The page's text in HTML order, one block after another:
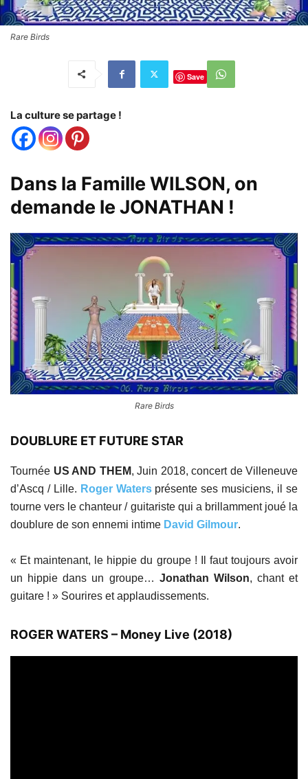
Rare Birds
Save
La culture se partage !
Dans la Famille WILSON, on
demande le JONATHAN !
Rare Birds
DOUBLURE ET FUTURE STAR
Tournée US AND THEM, Juin 2018, concert de Villeneuve
d’Ascq / Lille. Roger Watersprésente ses musiciens, il se
tourne vers le chanteur / guitariste qui a brillamment joué la
doublure de son ennemi intime David Gilmour.
« Et maintenant, le hippie du groupe ! Il faut toujours avoir
un hippie dans un groupe… Jonathan Wilson, chant et
guitare ! » Sourires et applaudissements.
ROGER WATERS – Money Live (2018)